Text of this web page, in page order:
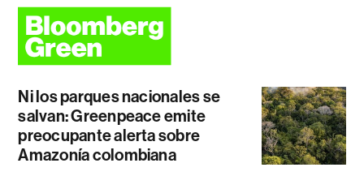
Ni los parques nacionales se
salvan: Greenpeace emite
preocupante alerta sobre
Amazonía colombiana